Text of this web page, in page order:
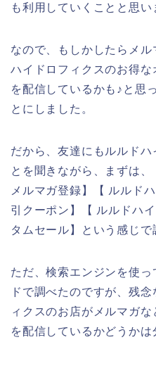
も利用していくことと思い
なので、もしかしたらメ
ハイドロフィクスのお得
を配信しているかも♪と思
とにしました。
だから、友達にもルルドハ
とを聞きながら、まずは
メルマガ登録】【 ルルド
引クーポン】【 ルルドハ
タムセール】という感じで
ただ、検索エンジンを使
ドで調べたのですが、残
ィクスのお店がメルマガ
を配信しているかどうかは